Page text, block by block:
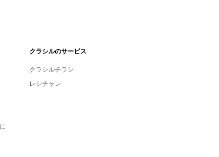
クラシルのサービス
クラシルチラシ
レシチャレ